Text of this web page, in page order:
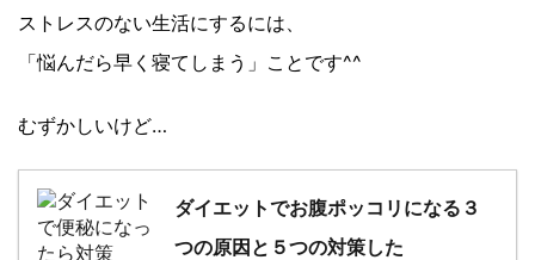
ストレスのない生活にするには、
「悩んだら早く寝てしまう」ことです^^
むずかしいけど…
ダイエットでお腹ポッコリになる３
つの原因と５つの対策した